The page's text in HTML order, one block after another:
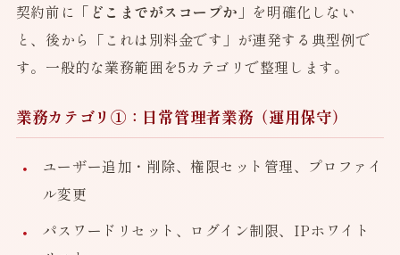
契約前に 「どこまでがスコープか」 を明確化しない
と、後から「これは別料金です」が連発する典型例で
す。一般的な業務範囲を5カテゴリで整理します。
業務カテゴリ①：日常管理者業務（運用保守）
ユーザー追加・削除、権限セット管理、プロファイ
ル変更
パスワードリセット、ログイン制限、IPホワイト